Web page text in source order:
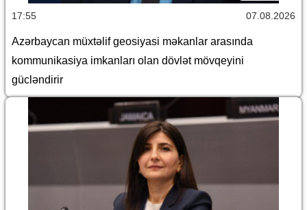
17:55 07.08.2026
Azərbaycan müxtəlif geosiyasi məkanlar arasında
kommunikasiya imkanları olan dövlət mövqeyini
gücləndirir